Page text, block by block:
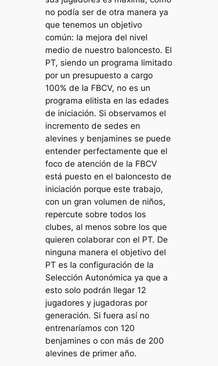
no podía ser de otra manera ya
que tenemos un objetivo
común: la mejora del nivel
medio de nuestro baloncesto. El
PT, siendo un programa limitado
por un presupuesto a cargo
100% de la FBCV, no es un
programa elitista en las edades
de iniciación. Si observamos el
incremento de sedes en
alevines y benjamines se puede
entender perfectamente que el
foco de atención de la FBCV
está puesto en el baloncesto de
iniciación porque este trabajo,
con un gran volumen de niños,
repercute sobre todos los
clubes, al menos sobre los que
quieren colaborar con el PT. De
ninguna manera el objetivo del
PT es la configuración de la
Selección Autonómica ya que a
esto solo podrán llegar 12
jugadores y jugadoras por
generación. Si fuera así no
entrenaríamos con 120
benjamines o con más de 200
alevines de primer año.